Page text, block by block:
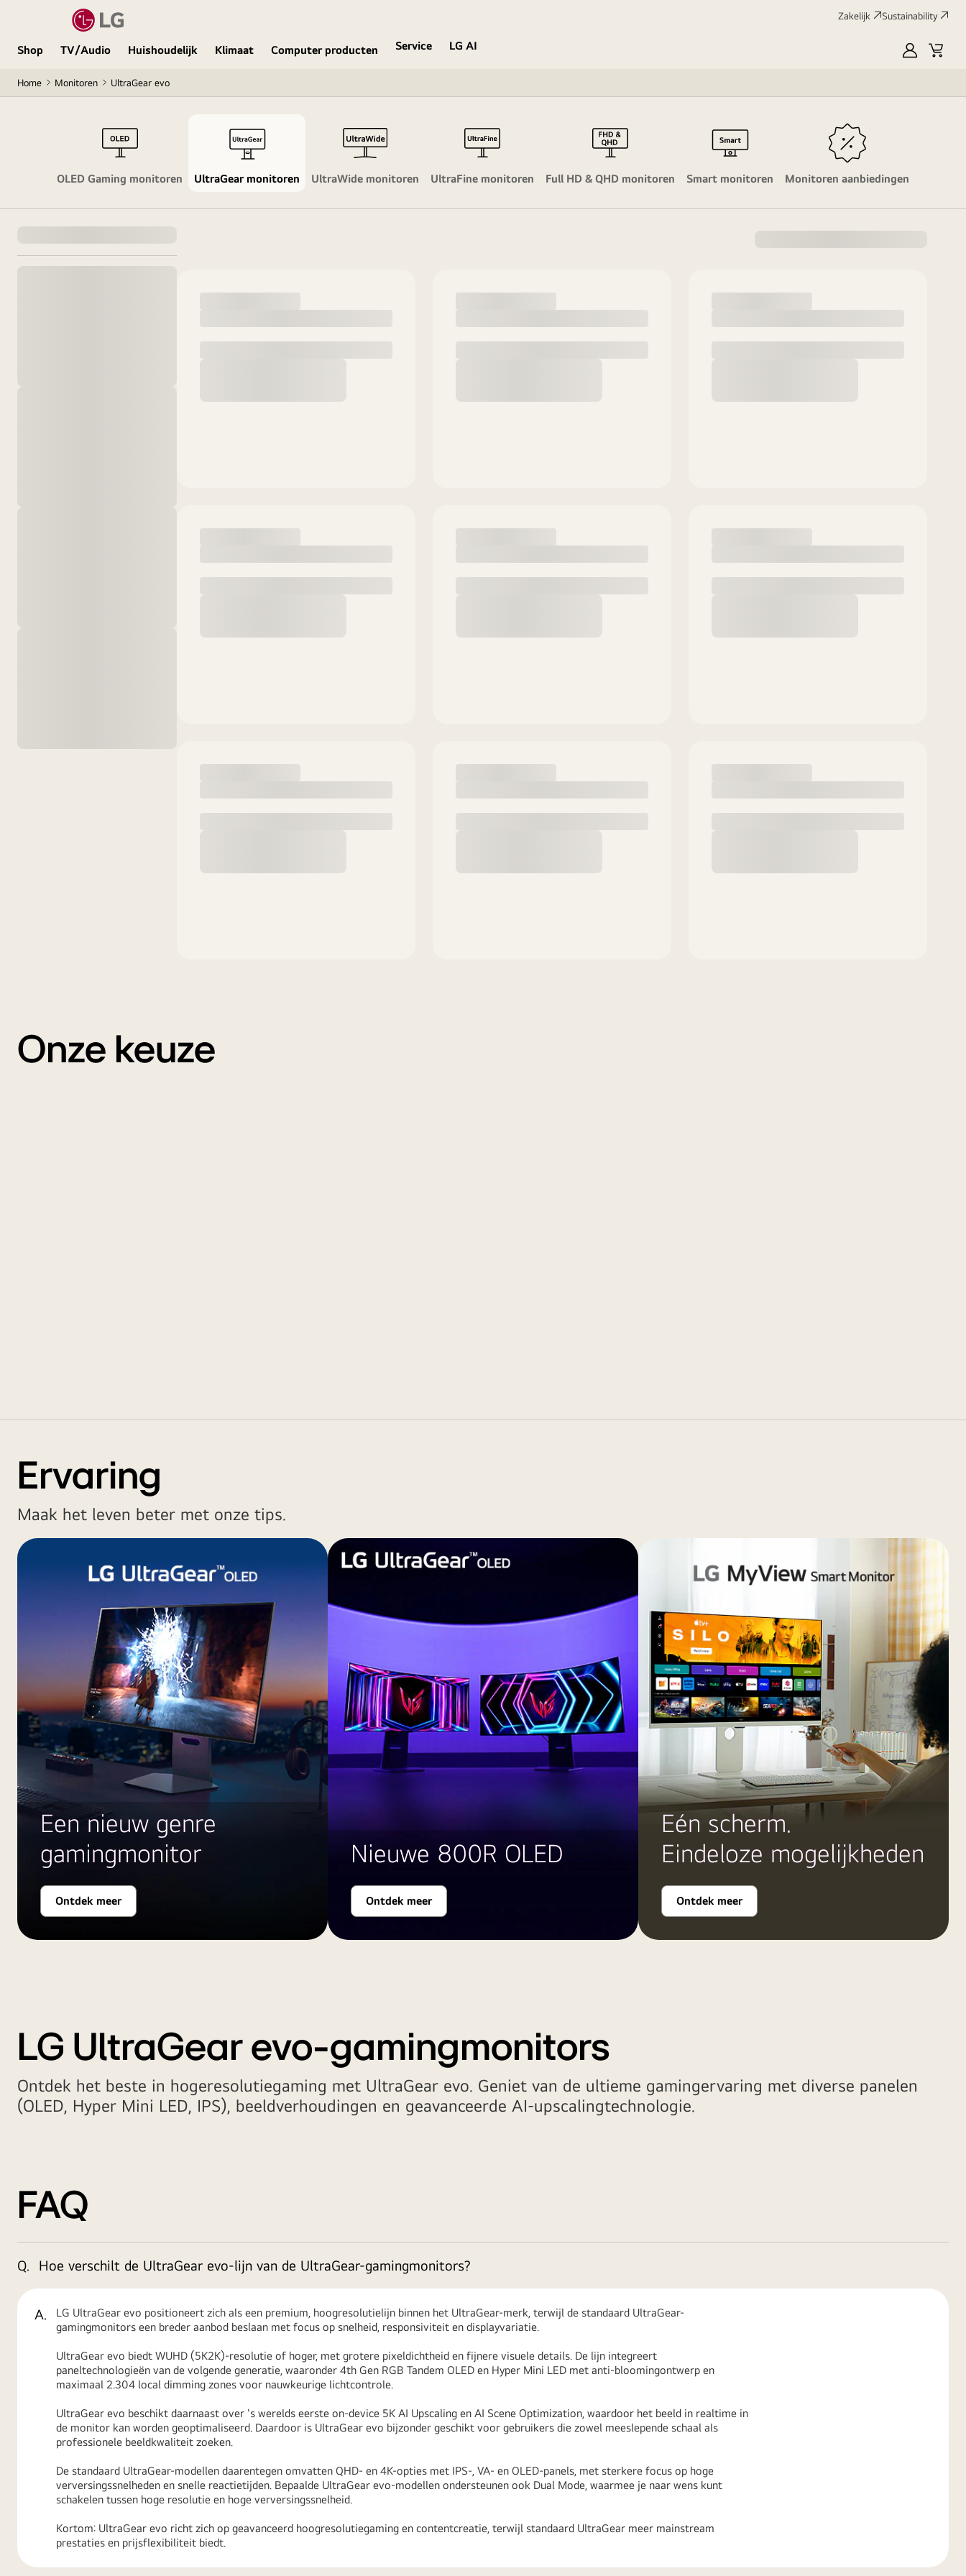
Zakelijk Sustainability
Shop TV/Audio Huishoudelijk Klimaat Computer producten Service
LG AI
myLG
Home Monitoren UltraGear evo
OLED Gaming monitoren UltraGear monitoren UltraWide monitoren UltraFine monitoren Full HD & QHD monitoren Smart monitoren Monitoren aanbiedingen
Onze keuze
Ervaring
Maak het leven beter met onze tips.
Een nieuw genre
gamingmonitor
Ontdek meer
Nieuwe 800R OLED
Ontdek meer
Eén scherm.
Eindeloze mogelijkheden
Ontdek meer
LG UltraGear evo-gamingmonitors
Ontdek het beste in hogeresolutiegaming met UltraGear evo. Geniet van de ultieme gamingervaring met diverse panelen
(OLED, Hyper Mini LED, IPS), beeldverhoudingen en geavanceerde AI-upscalingtechnologie.
FAQ
Q. Hoe verschilt de UltraGear evo-lijn van de UltraGear-gamingmonitors?
A.
LG UltraGear evo positioneert zich als een premium, hoogresolutielijn binnen het UltraGear-merk, terwijl de standaard UltraGear-
gamingmonitors een breder aanbod beslaan met focus op snelheid, responsiviteit en displayvariatie.
UltraGear evo biedt WUHD (5K2K)-resolutie of hoger, met grotere pixeldichtheid en fijnere visuele details. De lijn integreert
paneltechnologieën van de volgende generatie, waaronder 4th Gen RGB Tandem OLED en Hyper Mini LED met anti-bloomingontwerp en
maximaal 2.304 local dimming zones voor nauwkeurige lichtcontrole.
UltraGear evo beschikt daarnaast over 's werelds eerste on-device 5K AI Upscaling en AI Scene Optimization, waardoor het beeld in realtime in
de monitor kan worden geoptimaliseerd. Daardoor is UltraGear evo bijzonder geschikt voor gebruikers die zowel meeslepende schaal als
professionele beeldkwaliteit zoeken.
De standaard UltraGear-modellen daarentegen omvatten QHD- en 4K-opties met IPS-, VA- en OLED-panels, met sterkere focus op hoge
verversingssnelheden en snelle reactietijden. Bepaalde UltraGear evo-modellen ondersteunen ook Dual Mode, waarmee je naar wens kunt
schakelen tussen hoge resolutie en hoge verversingssnelheid.
Kortom: UltraGear evo richt zich op geavanceerd hoogresolutiegaming en contentcreatie, terwijl standaard UltraGear meer mainstream
prestaties en prijsflexibiliteit biedt.